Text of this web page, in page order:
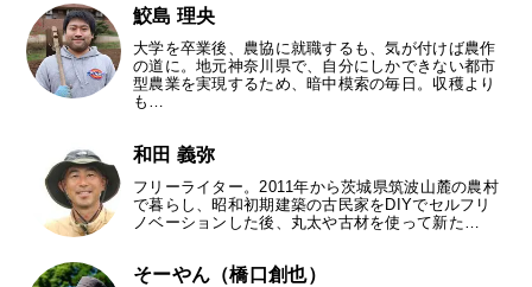
鮫島 理央
大学を卒業後、農協に就職するも、気が付けば農作
の道に。地元神奈川県で、自分にしかできない都市
型農業を実現するため、暗中模索の毎日。収穫より
も…
和田 義弥
フリーライター。2011年から茨城県筑波山麓の農村
で暮らし、昭和初期建築の古民家をDIYでセルフリ
ノベーションした後、丸太や古材を使って新た…
そーやん（橋口創也）